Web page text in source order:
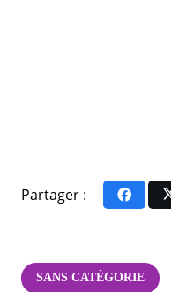
Partager :
SANS CATÉGORIE